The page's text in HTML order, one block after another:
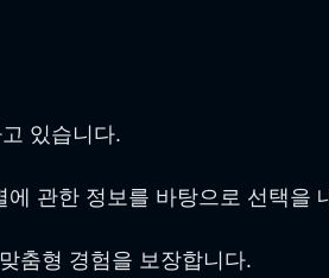
있습니다.
관한 정보를 바탕으로 선택을
춤형 경험을 보장합니다.